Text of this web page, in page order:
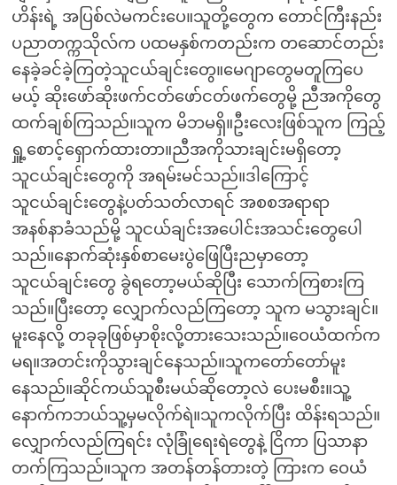
ဟိန်းရဲ့ အပြစ်လဲမကင်းပေ။သူတို့တွေက တောင်ကြီးနည်း
ပညာတက္ကသိုလ်က ပထမနှစ်ကတည်းက တဆောင်တည်း
နေခဲ့ခင်ခဲ့ကြတဲ့သူငယ်ချင်းတွေ။မေဂျာတွေမတူကြပေ
မယ့် ဆိုးဖော်ဆိုးဖက်ငတ်ဖော်ငတ်ဖက်တွေမို့ ညီအကိုတွေ
ထက်ချစ်ကြသည်။သူက မိဘမရှိ။ဦးလေးဖြစ်သူက ကြည့်
ရှူ့စောင့်ရှောက်ထားတာ။ညီအကိုသားချင်းမရှိတော့
သူငယ်ချင်းတွေကို အရမ်းမင်သည်။ဒါကြောင့်
သူငယ်ချင်းတွေနဲ့ပတ်သတ်လာရင် အစစအရာရာ
အနစ်နာခံသည်မို့ သူငယ်ချင်းအပေါင်းအသင်းတွေပေါ
သည်။နောက်ဆုံးနှစ်စာမေးပွဲဖြေပြီးညမှာတော့
သူငယ်ချင်းတွေ ခွဲရတော့မယ်ဆိုပြီး သောက်ကြစားကြ
သည်။ပြီးတော့ လျှောက်လည်ကြတော့ သူက မသွားချင်။
မူးနေလို့ တခုခုဖြစ်မှာစိုးလို့တားသေးသည်။ဝေယံထက်က
မရ။အတင်းကိုသွားချင်နေသည်။သူကတော်တော်မူး
နေသည်။ဆိုင်ကယ်သူစီးမယ်ဆိုတော့လဲ ပေးမစီး။သူ့
နောက်ကဘယ်သူ့မှမလိုက်ရဲ။သူကလိုက်ပြီး ထိန်းရသည်။
လျှောက်လည်ကြရင်း လုံခြုံရေးရဲတွေနဲ့ ငြိကာ ပြသာနာ
တက်ကြသည်။သူက အတန်တန်တားတဲ့ ကြားက ဝေယံ